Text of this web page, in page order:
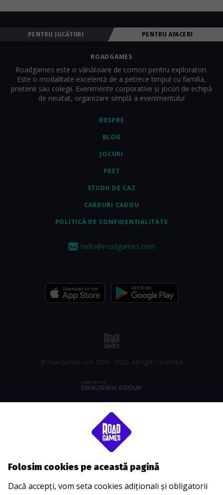
PENTRU JUCĂTORI PENTRU AFACERI
DESPRE
BLOG
JOCURI
PREȚ
STUDII DE CAZ
CARDURI CADOU
POLITICĂ DE CONFIDENȚIALITATE
ROADGAMES
Roadgames este o vânătoare de comori pentru exploratori.
Este o modalitate excelentă de a petrece timpul cu familia,
prietenii sau colegii. Evenimente corporative și jocuri de echipă
de neuitat, organizare simplă a evenimentului
hello@roadgames.com
© roadgames.com 2019 - 2026. All rights reserved
Folosim cookies pe această pagină
Dacă accepți, vom seta cookies adiționali și obligatorii